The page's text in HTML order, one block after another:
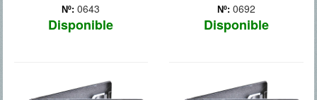
Nº: 0643
Disponible
Nº: 0692
Disponible